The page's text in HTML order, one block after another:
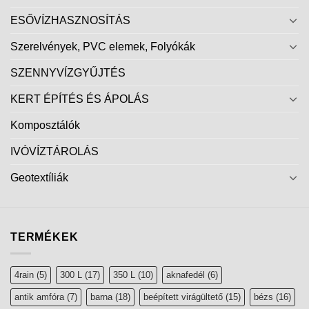
ESŐVÍZHASZNOSÍTÁS
Szerelvények, PVC elemek, Folyókák
SZENNYVÍZGYŰJTÉS
KERT ÉPÍTÉS ÉS ÁPOLÁS
Komposztálók
IVÓVÍZTÁROLÁS
Geotextíliák
TERMÉKEK
4rain (5) 300 L (17) 350 L (10) aknafedél (6)
antik amfóra(7) barna(18) beépített virágültető (15) bézs (16)